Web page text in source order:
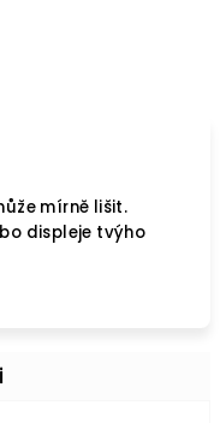
mírně lišit.
displeje tvýho